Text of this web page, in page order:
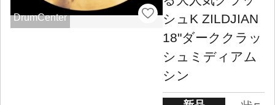
DrumCenter
シュK ZILDJIAN
18"ダーククラッ
シュミディアム
シン